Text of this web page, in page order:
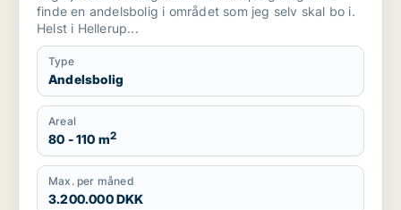
finde en andelsbolig i området som jeg selv skal bo i.
Helst i Hellerup...
Type
Andelsbolig
Areal
80 - 110 m2
Max. per måned
3.200.000 DKK